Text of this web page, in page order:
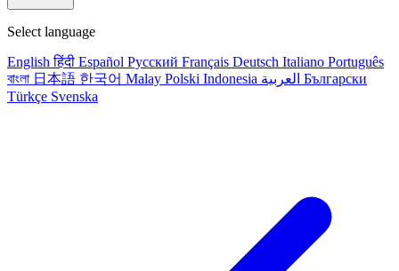
Select language
English हिंदी Español Русский Français Deutsch Italiano Português
বাংলা 日本語 한국어 Malay Polski Indonesia العربية Български
Türkçe Svenska